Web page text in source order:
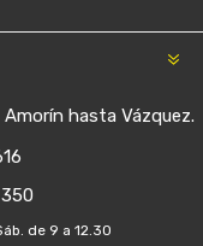
hasta Vázquez.
de 9 a 12.30